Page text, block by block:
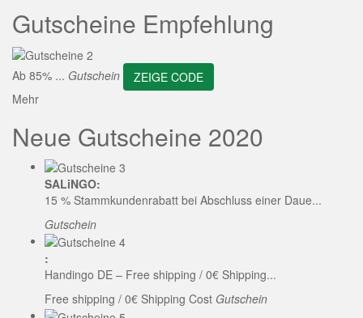
Gutscheine Empfehlung
Ab 85% ... Gutschein
ZEIGE CODE
Mehr
Neue Gutscheine 2020
SALiNGO:
15 % Stammkundenrabatt bei Abschluss einer Daue...
Gutschein
:
Handingo DE – Free shipping / 0€ Shipping...
Free shipping / 0€ Shipping Cost Gutschein